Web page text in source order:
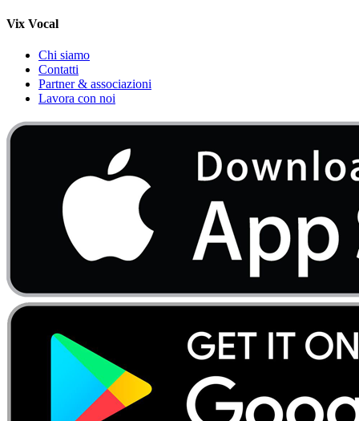
Vix Vocal
Chi siamo
Contatti
Partner & associazioni
Lavora con noi